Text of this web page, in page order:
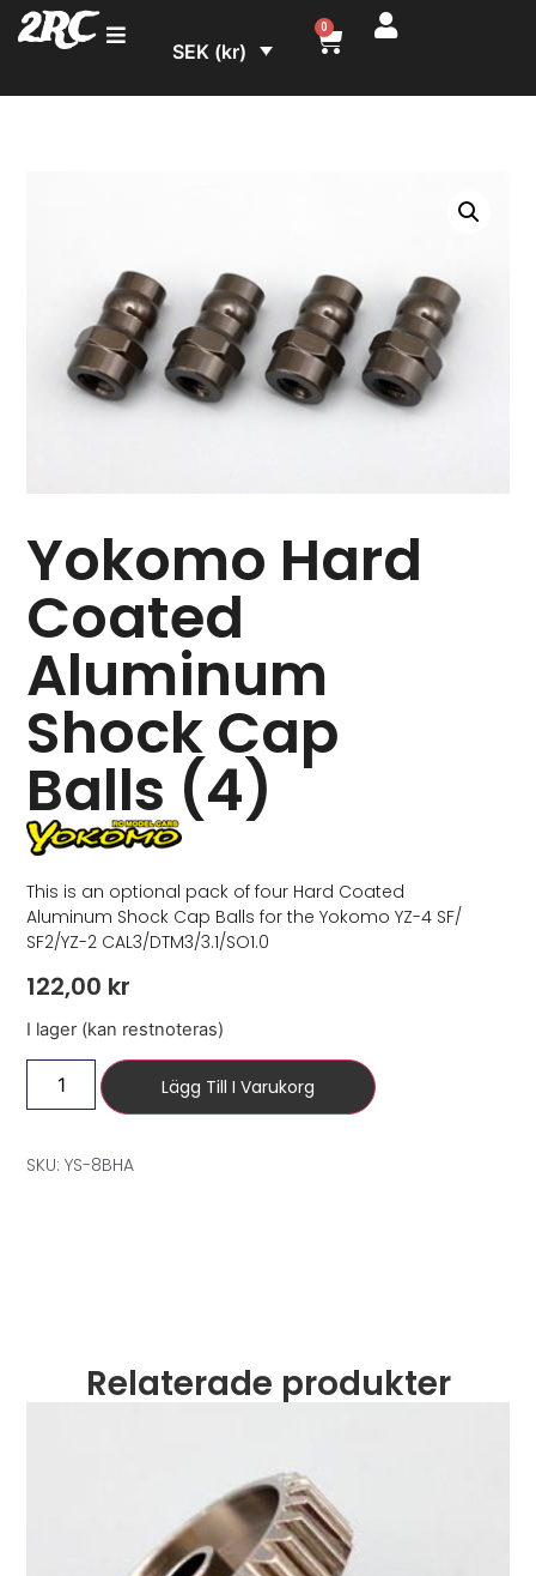
2RC SEK (kr)
0
Yokomo Hard
Coated
Aluminum
Shock Cap
Balls (4)
This is an optional pack of four Hard Coated
Aluminum Shock Cap Balls for the Yokomo YZ-4 SF/
SF2/YZ-2 CAL3/DTM3/3.1/SO1.0
122,00 kr
I lager (kan restnoteras)
Lägg Till I Varukorg
SKU: YS-8BHA
Relaterade produkter